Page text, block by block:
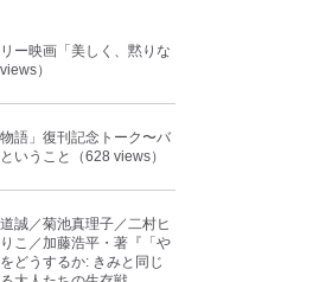
ー映画「美しく、黙りな
）
物語」復刊記念トーク〜バ
いうこと（628 views）
誠／菊池真理子／二村ヒ
こ／加藤浩平・著『「や
どうするか: きみと同じ